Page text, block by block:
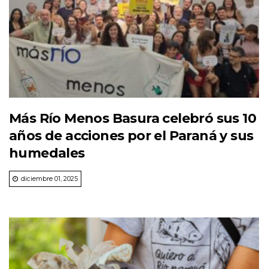
Más Río Menos Basura celebró sus 10
años de acciones por el Paraná y sus
humedales
diciembre 01, 2025